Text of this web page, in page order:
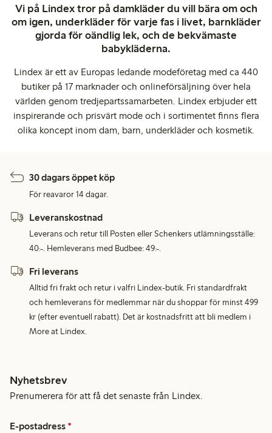
Vi på Lindex tror på damkläder du vill bära om och
om igen, underkläder för varje fas i livet, barnkläder
gjorda för oändlig lek, och de bekvämaste
babykläderna.
Lindex är ett av Europas ledande modeföretag med ca 440
butiker på 17 marknader och onlineförsäljning över hela
världen genom tredjepartssamarbeten. Lindex erbjuder ett
inspirerande och prisvärt mode och i sortimentet finns flera
olika koncept inom dam, barn, underkläder och kosmetik.
30 dagars öppet köp
För reavaror 14 dagar.
Leveranskostnad
Leverans och retur till Posten eller Schenkers utlämningsställe:
40:-. Hemleverans med Budbee: 49:-.
Fri leverans
Alltid fri frakt och retur i valfri Lindex-butik. Fri standardfrakt
och hemleverans för medlemmar när du shoppar för minst 499
kr (efter eventuell rabatt). Det är kostnadsfritt att bli medlem i
More at Lindex.
Nyhetsbrev
Prenumerera för att få det senaste från Lindex.
E-postadress *